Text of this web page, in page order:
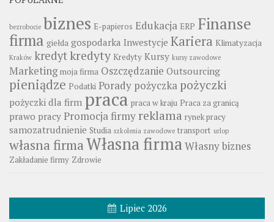
bezrobocie biznes E-papieros Edukacja ERP Finanse
firma giełda gospodarka Inwestycje Kariera Klimatyzacja
Kraków kredytkredyty Kredyty Kursy kursy zawodowe
Marketing moja firma Oszczędzanie Outsourcing
pieniądze Podatki Porady pożyczka pożyczki
pożyczki dla firm praca praca w kraju Praca za granicą
prawo pracy Promocja firmy reklama rynek pracy
samozatrudnienie Studia szkolenia zawodowe transport urlop
własna firma Własna firmaWłasny biznes
Zakładanie firmy Zdrowie
Lipiec 2026